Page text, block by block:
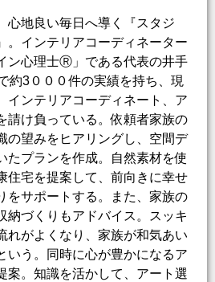
地良い毎日へ導く『スタジ
。インテリアコーディネーター
ン心理士Ⓡ」である代表の井手
約3０００件の実績を持ち、現
インテリアコーディネート、ア
請け負っている。依頼者家族の
の望みをヒアリングし、空間デ
たプランを作成。自然素材を使
住宅を提案して、前向きに幸せ
をサポートする。また、家族の
納づくりもアドバイス。スッキ
れがよくなり、家族が和気あい
いう。同時に心が豊かになるア
案。知識を活かして、アート選